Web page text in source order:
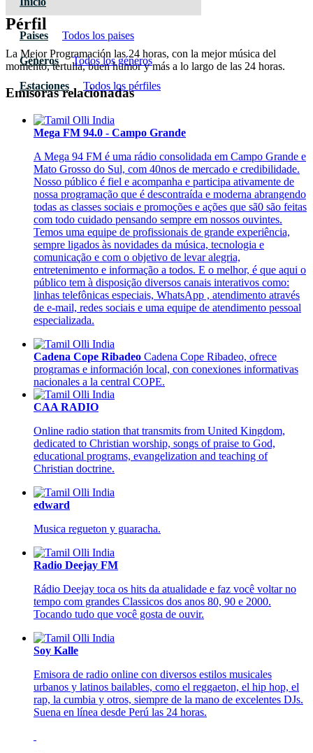
Paises Todos los paises
Géneros Todos los géneros
Estaciones Todos los pérfiles
Pérfil
La Mejor Programación las 24 horas, con la mejor música del
momento, tertulia, buen humor y más a lo largo de las 24 horas.
Emisoras relacionadas
Mega FM 94.0 - Campo Grande
A Mega 94 FM é uma rádio consolidada em Campo Grande e
Mato Grosso do Sul, com 40nos de mercado e credibilidade.
Nosso público é fiel e acompanha e participa ativamente de
nossa programação que é descontraída e moderna abrangendo
todas as classes sociais e promoções e ações que sã0 são feitas
com todo cuidado pensando sempre em nossos ouvintes.
Temos uma equipe de profissionais de grande experiência,
sempre ligados às novidades da música, tecnologia e
comunicação e com o objetivo de levar alegria,
entretenimento e informação a todos. E o melhor, é que aqui o
público tem à disposição diversos canais interativos como:
linhas telefônicas especiais, WhatsApp , atendimento através
de e-mail, redes sociais e uma equipe de atendimento pessoal
especializada.
Cadena Cope Ribadeo Cadena Cope Ribadeo, ofrece
programas e información local, con conexiones informativas
nacionales a la central COPE.
CAA RADIO
Online radio station that transmits from United Kingdom,
dedicated to Christian worship, songs of praise to God,
educational programs, evangelization and teaching of
Christian doctrine.
edward
Musica regueton y guaracha.
Radio Deejay FM
Rádio Deejay toca os hits da atualidade e faz você voltar no
tempo com grandes Classicos dos anos 80, 90 e 2000.
Tocando tudo que você gosta de ouvir.
Soy Kalle
Emisora de radio online con diversos estilos musicales
urbanos y latinos bailables, como el reggaeton, el hip hop, el
rap, la cumbia y otros, siempre de la mano de excelentes DJs.
Suena en línea desde Perú las 24 horas.